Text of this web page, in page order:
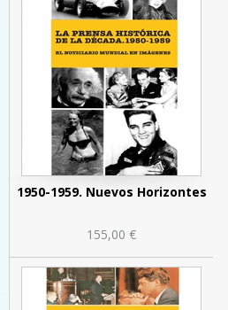
1950-1959. Nuevos Horizontes
155,00 €